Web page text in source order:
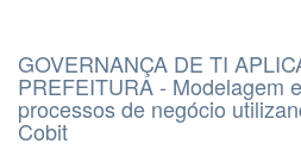
GOVERNANÇA DE TI
PREFEITURA - Modelagem
processos de negócio
Cobit